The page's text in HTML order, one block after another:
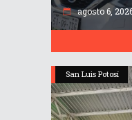
agosto 6,
San Luis Potosí